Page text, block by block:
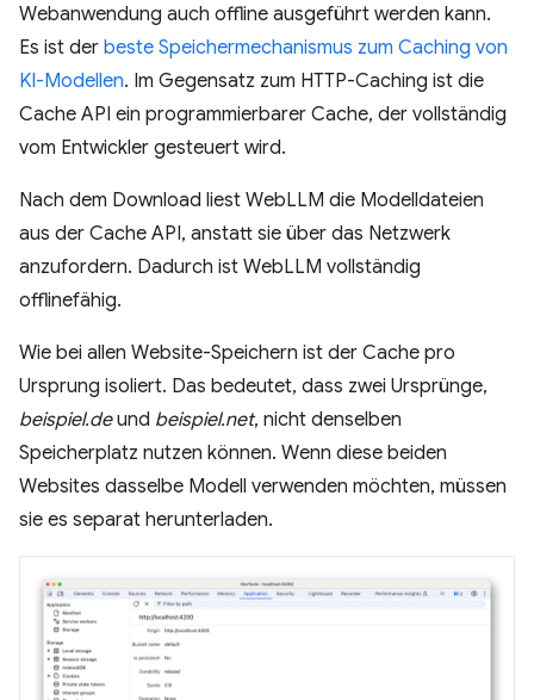
Webanwendung auch offline ausgeführt werden kann.
Es ist der beste Speichermechanismus zum Caching von
KI-Modellen. Im Gegensatz zum HTTP-Caching ist die
Cache API ein programmierbarer Cache, der vollständig
vom Entwickler gesteuert wird.
Nach dem Download liest WebLLM die Modelldateien
aus der Cache API, anstatt sie über das Netzwerk
anzufordern. Dadurch ist WebLLM vollständig
offlinefähig.
Wie bei allen Website-Speichern ist der Cache pro
Ursprung isoliert. Das bedeutet, dass zwei Ursprünge,
beispiel.deund beispiel.net, nicht denselben
Speicherplatz nutzen können. Wenn diese beiden
Websites dasselbe Modell verwenden möchten, müssen
sie es separat herunterladen.